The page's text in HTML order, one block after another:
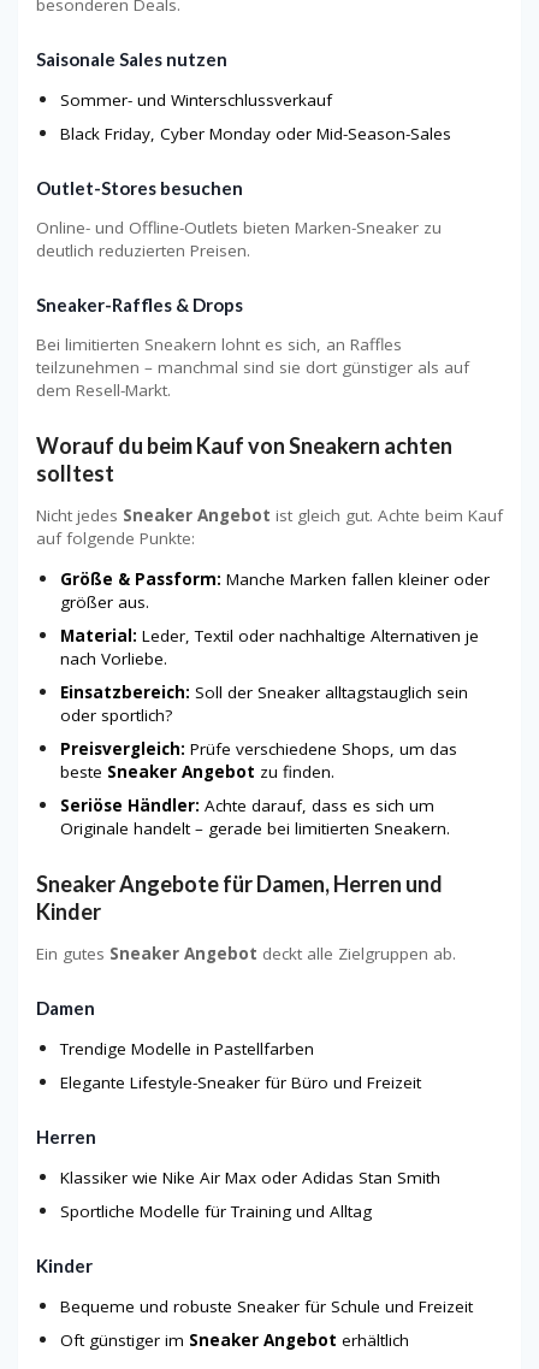
besonderen Deals.
Saisonale Sales nutzen
Sommer- und Winterschlussverkauf
Black Friday, Cyber Monday oder Mid-Season-Sales
Outlet-Stores besuchen
Online- und Offline-Outlets bieten Marken-Sneaker zu
deutlich reduzierten Preisen.
Sneaker-Raffles & Drops
Bei limitierten Sneakern lohnt es sich, an Raffles
teilzunehmen – manchmal sind sie dort günstiger als auf
dem Resell-Markt.
Worauf du beim Kauf von Sneakern achten
solltest
Nicht jedes Sneaker Angebot ist gleich gut. Achte beim Kauf
auf folgende Punkte:
Größe & Passform: Manche Marken fallen kleiner oder
größer aus.
Material: Leder, Textil oder nachhaltige Alternativen je
nach Vorliebe.
Einsatzbereich: Soll der Sneaker alltagstauglich sein
oder sportlich?
Preisvergleich: Prüfe verschiedene Shops, um das
beste Sneaker Angebot zu finden.
Seriöse Händler: Achte darauf, dass es sich um
Originale handelt – gerade bei limitierten Sneakern.
Sneaker Angebote für Damen, Herren und
Kinder
Ein gutes Sneaker Angebot deckt alle Zielgruppen ab.
Damen
Trendige Modelle in Pastellfarben
Elegante Lifestyle-Sneaker für Büro und Freizeit
Herren
Klassiker wie Nike Air Max oder Adidas Stan Smith
Sportliche Modelle für Training und Alltag
Kinder
Bequeme und robuste Sneaker für Schule und Freizeit
Oft günstiger im Sneaker Angebot erhältlich